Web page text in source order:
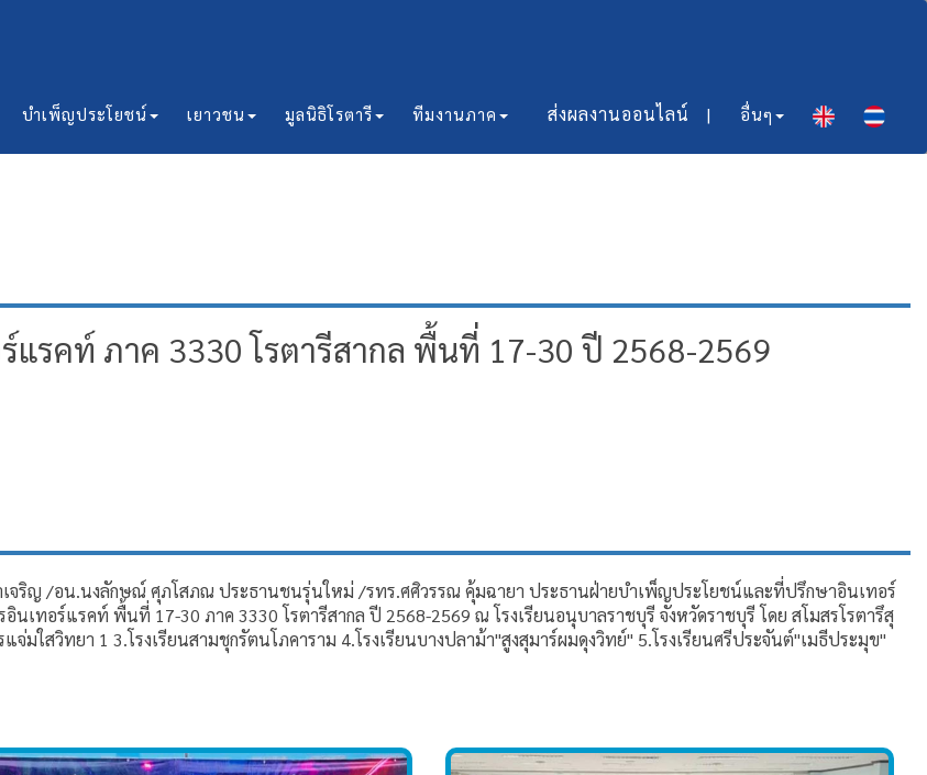
บำเพ็ญประโยชน์ เยาวชน มูลนิธิโรตารี ทีมงานภาค ส่งผลงานออนไลน์​ | อื่นๆ
รคท์ ภาค 3330 โรตารีสากล พื้นที่ 17-30 ปี 2568-2569
เจริญ /อน.นงลักษณ์ ศุภโสภณ ประธานชนรุ่นใหม่ /รทร.ศศิวรรณ คุ้มฉายา ประธานฝ่ายบำเพ็ญประโยชน์และที่ปรึกษาอินเทอร์
นเทอร์แรคท์ พื้นที่ 17-30 ภาค 3330 โรตารีสากล ปี 2568-2569 ณ โรงเรียนอนุบาลราชบุรี จังหวัดราชบุรี โดย สโมสรโรตารึสุ
มใสวิทยา 1 3.โรงเรียนสามชุกรัตนโภคาราม 4.โรงเรียนบางปลาม้า"สูงสุมาร์ผมดุงวิทย์" 5.โรงเรียนศรีประจันต์"เมธีประมุข"